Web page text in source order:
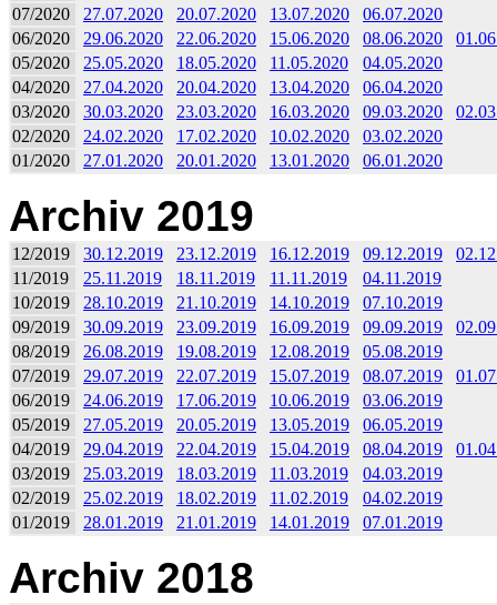
07/2020
27.07.2020 20.07.2020 13.07.2020
06.07.2020
06/2020
29.06.2020 22.06.2020 15.06.2020 08.06.2020
05/2020
25.05.2020 18.05.2020 11.05.2020
04.05.2020
04/2020
27.04.2020 20.04.2020 13.04.2020
06.04.2020
03/2020
30.03.2020 23.03.2020 16.03.2020 09.03.2020
02/2020
24.02.2020 17.02.2020 10.02.2020
03.02.2020
01/2020
27.01.2020 20.01.2020 13.01.2020 06.01.2020
Archiv 2019
12/2019 30.12.2019 23.12.2019 16.12.2019 09.12.2019
11/2019
25.11.2019 18.11.2019 11.11.2019
04.11.2019
10/2019
28.10.2019 21.10.2019 14.10.2019
07.10.2019
09/2019
30.09.2019 23.09.2019 16.09.2019 09.09.2019
08/2019
26.08.2019 19.08.2019 12.08.2019
05.08.2019
07/2019
29.07.2019 22.07.2019 15.07.2019 08.07.2019
06/2019
24.06.2019 17.06.2019 10.06.2019
03.06.2019
05/2019
27.05.2019 20.05.2019 13.05.2019
06.05.2019
04/2019
29.04.2019 22.04.2019 15.04.2019 08.04.2019
03/2019
25.03.2019 18.03.2019 11.03.2019
04.03.2019
02/2019
25.02.2019 18.02.2019 11.02.2019
04.02.2019
01/2019
28.01.2019 21.01.2019 14.01.2019 07.01.2019
Archiv 2018